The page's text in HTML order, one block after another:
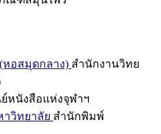
หอสมุดกลาง) สำนักงานวิทย
หนังสือแห่งจุฬาฯ
วิทยาลัย สำนักพิมพ์